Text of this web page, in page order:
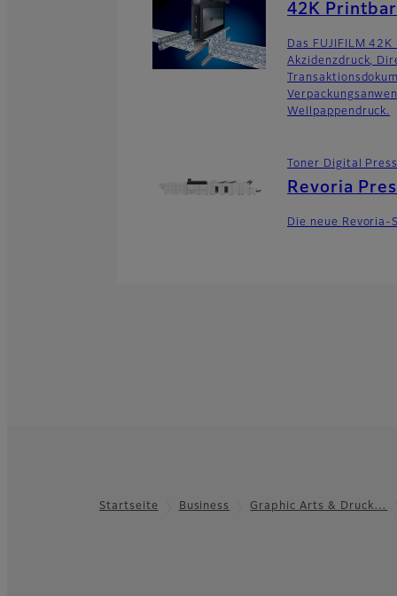
42K
Das FUJIFILM
Akzidenzdruck,
Wellpappendruck.
Toner Digital Press
Revoria
Die neue Revoria-
Startseite Business Graphic Arts & Druck…